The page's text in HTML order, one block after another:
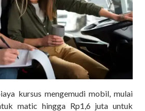
kursus mengemudi mobil, mulai
matic hingga Rp1,6 juta untuk